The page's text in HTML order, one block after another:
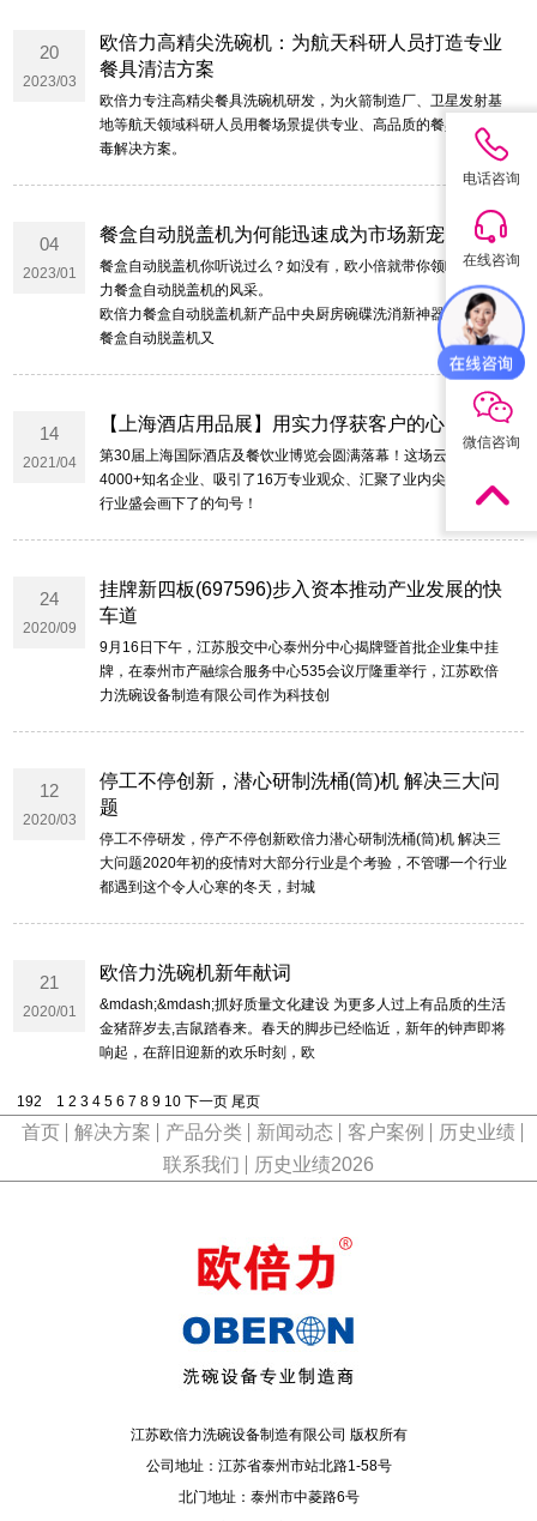
20
2023/03
欧倍力高精尖洗碗机：为航天科研人员打造专业
餐具清洁方案
欧倍力专注高精尖餐具洗碗机研发，为火箭制造厂、卫星发射基
地等航天领域科研人员用餐场景提供专业、高品质的餐具清洗消
毒解决方案。
04
2023/01
餐盒自动脱盖机为何能迅速成为市场新宠
餐盒自动脱盖机你听说过么？如没有，欧小倍就带你领略下欧倍
力餐盒自动脱盖机的风采。
欧倍力餐盒自动脱盖机新产品中央厨房碗碟洗消新神器。
餐盒自动脱盖机又
14
2021/04
【上海酒店用品展】用实力俘获客户的心
第30届上海国际酒店及餐饮业博览会圆满落幕！这场云集了
4000+知名企业、吸引了16万专业观众、汇聚了业内尖端产品的
行业盛会画下了的句号！
24
2020/09
挂牌新四板(697596)步入资本推动产业发展的快
车道
9月16日下午，江苏股交中心泰州分中心揭牌暨首批企业集中挂
牌，在泰州市产融综合服务中心535会议厅隆重举行，江苏欧倍
力洗碗设备制造有限公司作为科技创
12
2020/03
停工不停创新，潜心研制洗桶(筒)机 解决三大问
题
停工不停研发，停产不停创新欧倍力潜心研制洗桶(筒)机 解决三
大问题2020年初的疫情对大部分行业是个考验，不管哪一个行业
都遇到这个令人心寒的冬天，封城
21
2020/01
欧倍力洗碗机新年献词
&mdash;&mdash;抓好质量文化建设 为更多人过上有品质的生活
金猪辞岁去,吉鼠踏春来。春天的脚步已经临近，新年的钟声即将
响起，在辞旧迎新的欢乐时刻，欧
192 1 2 3 4 5 6 7 8 9 10 下一页 尾页
首页 解决方案 产品分类 新闻动态 客户案例
历史业绩
联系我们
历史业绩2026
江苏欧倍力洗碗设备制造有限公司 版权所有
公司地址：江苏省泰州市站北路1-58号
北门地址：泰州市中菱路6号
电话咨询
在线咨询
QQ咨询
微信咨询